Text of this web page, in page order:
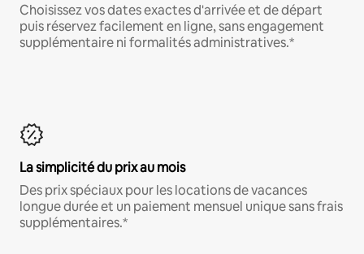
Choisissez vos dates exactes d'arrivée et de départ
puis réservez facilement en ligne, sans engagement
supplémentaire ni formalités administratives.*
La simplicité du prix au mois
Des prix spéciaux pour les locations de vacances
longue durée et un paiement mensuel unique sans frais
supplémentaires.*